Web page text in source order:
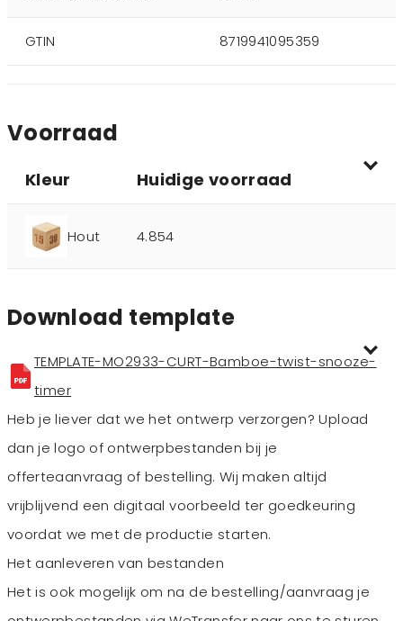
GTIN 8719941095359
Voorraad
Kleur Huidige voorraad
Hout 4.854
Download template
TEMPLATE-MO2933-CURT-Bamboe-twist-snooze-
timer
Heb je liever dat we het ontwerp verzorgen? Upload
dan je logo of ontwerpbestanden bij je
offerteaanvraag of bestelling. Wij maken altijd
vrijblijvend een digitaal voorbeeld ter goedkeuring
voordat we met de productie starten.
Het aanleveren van bestanden
Het is ook mogelijk om na de bestelling/aanvraag je